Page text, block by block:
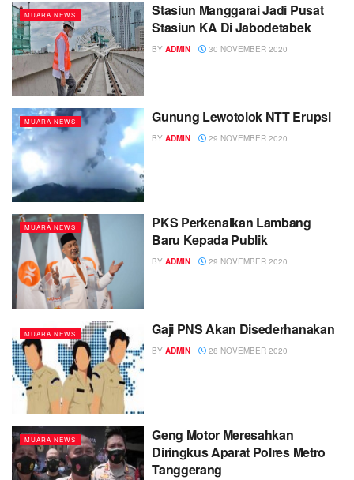
MUARA NEWS
Stasiun Manggarai Jadi Pusat
Stasiun KA Di Jabodetabek
BY ADMIN 30 NOVEMBER 2020
MUARA NEWS Gunung Lewotolok NTT Erupsi
BY ADMIN 29 NOVEMBER 2020
MUARA NEWS
PKS Perkenalkan Lambang
Baru Kepada Publik
BY ADMIN 29 NOVEMBER 2020
MUARA NEWS Gaji PNS Akan Disederhanakan
BY ADMIN 28 NOVEMBER 2020
MUARA NEWS
Geng Motor Meresahkan
Diringkus Aparat Polres Metro
Tanggerang